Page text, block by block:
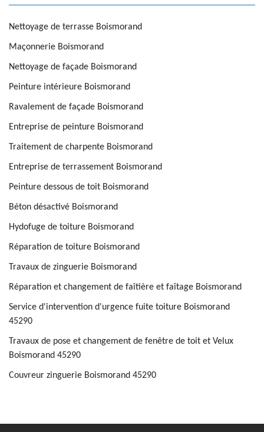
Nettoyage de terrasse Boismorand
Maçonnerie Boismorand
Nettoyage de façade Boismorand
Peinture intérieure Boismorand
Ravalement de façade Boismorand
Entreprise de peinture Boismorand
Traitement de charpente Boismorand
Entreprise de terrassement Boismorand
Peinture dessous de toit Boismorand
Béton désactivé Boismorand
Hydofuge de toiture Boismorand
Réparation de toiture Boismorand
Travaux de zinguerie Boismorand
Réparation et changement de faîtière et faîtage Boismorand
Service d'intervention d'urgence fuite toiture Boismorand
45290
Travaux de pose et changement de fenêtre de toit et Velux
Boismorand 45290
Couvreur zinguerie Boismorand 45290